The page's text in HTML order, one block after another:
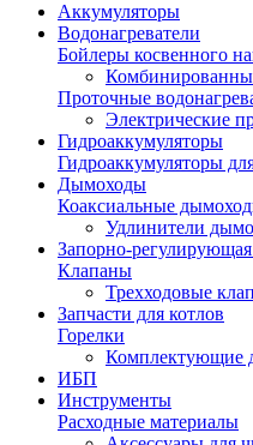
Аккумуляторы
Водонагреватели
Бойлеры косвенного
Проточные
Электрические
Гидроаккумуляторы
Гидроаккумуляторы
Дымоходы
Коаксиальные
Удлинители
Запорно-регулирующая
Клапаны
Трехходовые
Запчасти для котлов
Горелки
Комплектующие
ИБП
Инструменты
Расходные материалы